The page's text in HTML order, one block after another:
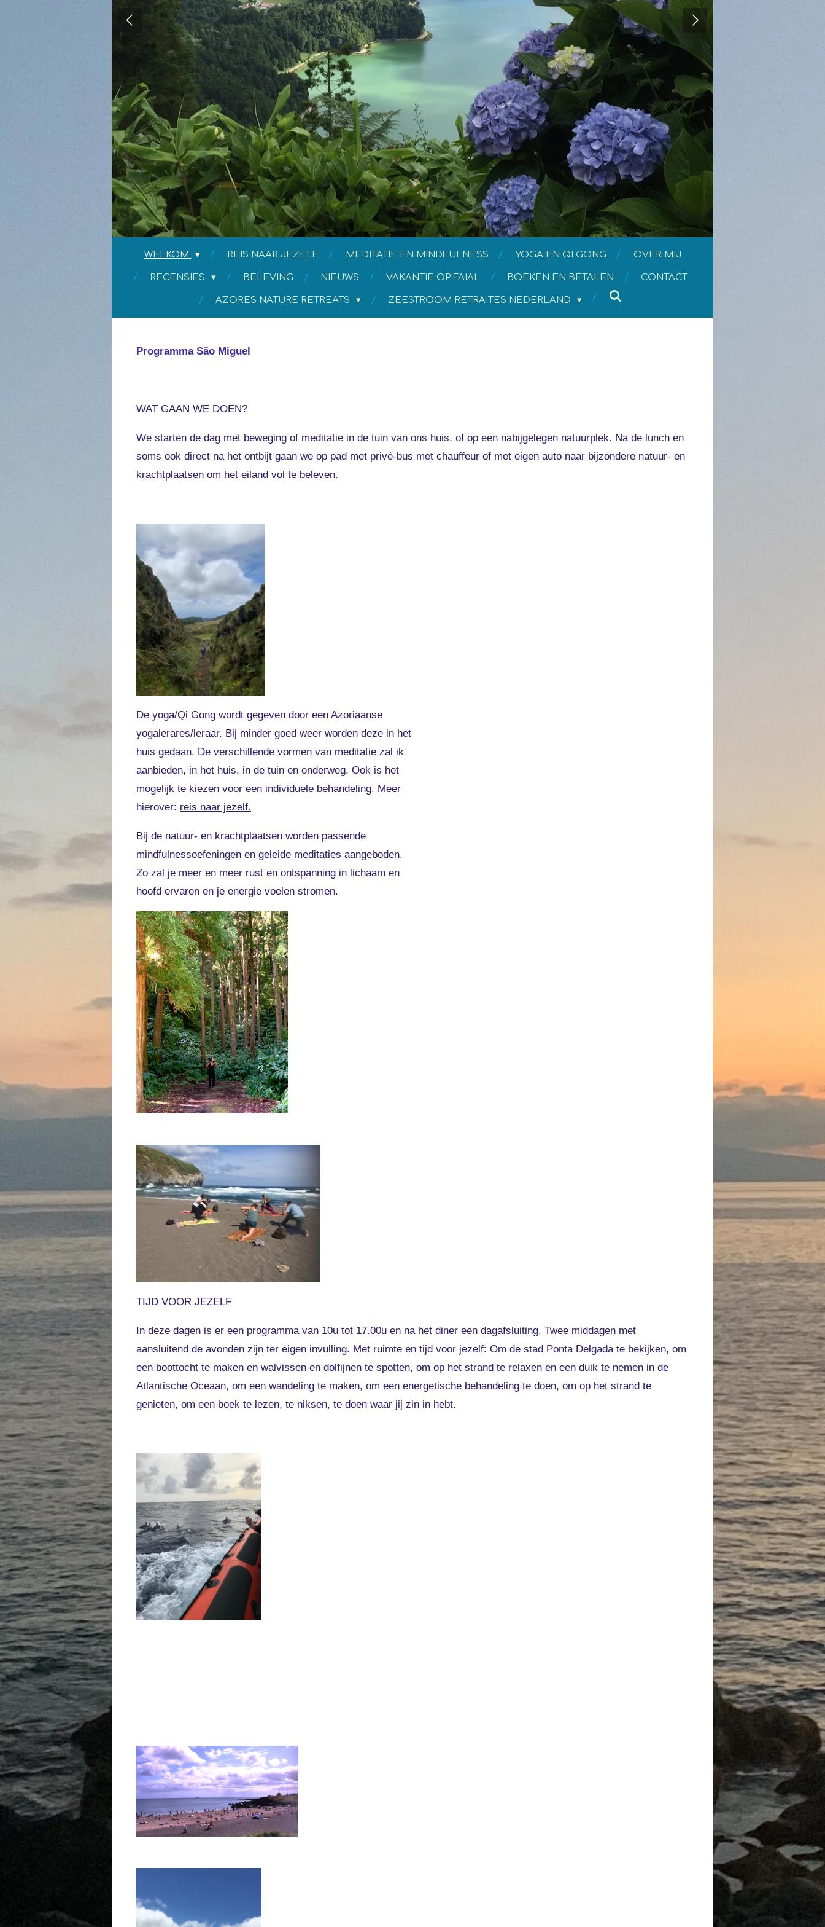
WELKOM REIS NAAR JEZELF MEDITATIE EN MINDFULNESS YOGA EN QI GONG OVER MIJ
RECENSIES BELEVING NIEUWS VAKANTIE OP FAIAL BOEKEN EN BETALEN CONTACT
AZORES NATURE RETREATS ZEESTROOM RETRAITES NEDERLAND
Programma São Miguel
WAT GAAN WE DOEN?
We starten de dag met beweging of meditatie in de tuin van ons huis, of op een nabijgelegen natuurplek. Na de lunch en
soms ook direct na het ontbijt gaan we op pad met privé-bus met chauffeur of met eigen auto naar bijzondere natuur- en
krachtplaatsen om het eiland vol te beleven.
De yoga/Qi Gong wordt gegeven door een Azoriaanse
yogalerares/leraar. Bij minder goed weer worden deze in het
huis gedaan. De verschillende vormen van meditatie zal ik
aanbieden, in het huis, in de tuin en onderweg. Ook is het
mogelijk te kiezen voor een individuele behandeling. Meer
hierover: reis naar jezelf.
Bij de natuur- en krachtplaatsen worden passende
mindfulnessoefeningen en geleide meditaties aangeboden.
Zo zal je meer en meer rust en ontspanning in lichaam en
hoofd ervaren en je energie voelen stromen.
TIJD VOOR JEZELF
In deze dagen is er een programma van 10u tot 17.00u en na het diner een dagafsluiting. Twee middagen met
aansluitend de avonden zijn ter eigen invulling. Met ruimte en tijd voor jezelf: Om de stad Ponta Delgada te bekijken, om
een boottocht te maken en walvissen en dolfijnen te spotten, om op het strand te relaxen en een duik te nemen in de
Atlantische Oceaan, om een wandeling te maken, om een energetische behandeling te doen, om op het strand te
genieten, om een boek te lezen, te niksen, te doen waar jij zin in hebt.